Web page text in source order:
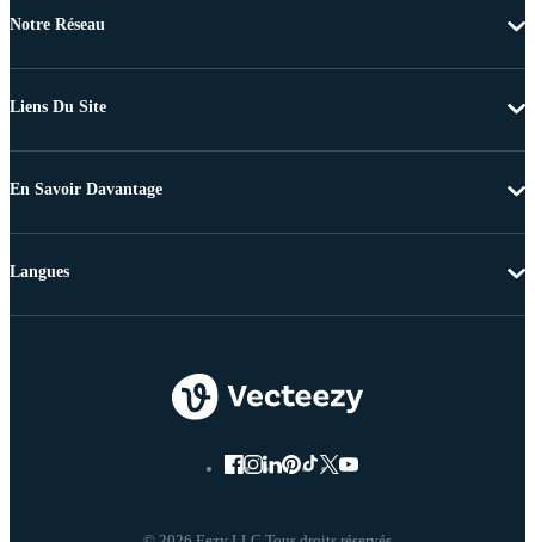
Notre Réseau
Liens Du Site
En Savoir Davantage
Langues